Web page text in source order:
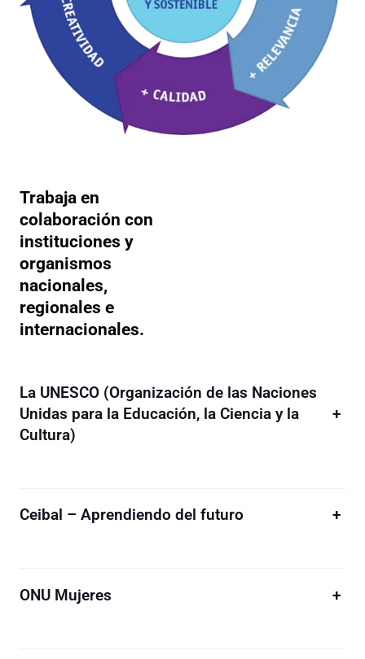
Trabaja en
colaboración con
instituciones y
organismos
nacionales,
regionales e
internacionales.
La UNESCO (Organización de las Naciones
Unidas para la Educación, la Ciencia y la
Cultura)
+
Ceibal – Aprendiendo del futuro +
ONU Mujeres +